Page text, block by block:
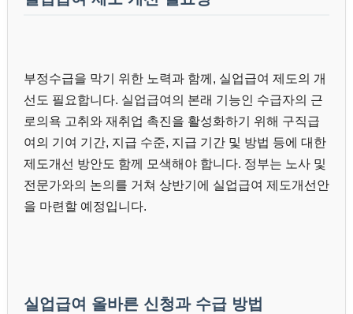
부정수급을 막기 위한 노력과 함께, 실업급여 제도의 개
선도 필요합니다. 실업급여의 본래 기능인 수급자의 근
로의욕 고취와 재취업 촉진을 활성화하기 위해 구직급
여의 기여 기간, 지급 수준, 지급 기간 및 방법 등에 대한
제도개선 방안도 함께 모색해야 합니다. 정부는 노사 및
전문가와의 논의를 거쳐 상반기에 실업급여 제도개선안
을 마련할 예정입니다.
실업급여 올바른 신청과 수급 방법